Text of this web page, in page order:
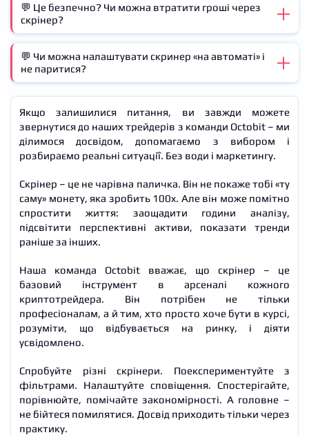
теханалізу в реальному часі –TradingView .
Якщо тільки починаєте – спробуйтеCoinMarketCap,
CoinGecko
. Простий
інтерфейс, нічого зайвого, легко розібратися. А далі
варіантів.
💬 Це безпечно? Чи можна втратити гроші через
скрінер?
Сам по собі скринер гроші не чіпає. Але будьте
обережні: не підключайте гаманці до сумнівних
сервісів, не вводьте приватні ключі та двічі
перевіряйте посилання. Користуйтеся перевіреними
сайтами – і все буде гаразд.
💬 Чи можна налаштувати скринер «на автоматі» і
не паритися?
Частково – так. Алерти, шаблони, автоматичні
повідомлення – все це зручно. Але приймати рішення
все одно доведеться вам. Скрінер підкаже, але не
підмінить логіку і досвід.
Якщо залишилися питання, ви завжди можете
звернутися до наших трейдерів з команди Octobit – ми
ділимося досвідом, допомагаємо з вибором і
розбираємо реальні ситуації. Без води і маркетингу.
Скрінер – це не чарівна паличка. Він не покаже тобі «ту
саму» монету, яка зробить 100x. Але він може помітно
спростити життя: заощадити години аналізу,
підсвітити перспективні активи, показати тренди
раніше за інших.
Наша команда Octobit вважає, що скрінер – це
базовий інструмент в арсеналі кожного
криптотрейдера. Він потрібен не тільки
професіоналам, а й тим, хто просто хоче бути в курсі,
розуміти, що відбувається на ринку, і діяти
усвідомлено.
Спробуйте різні скрінери. Поекспериментуйте з
фільтрами. Налаштуйте сповіщення. Спостерігайте,
порівнюйте, помічайте закономірності. А головне –
не бійтеся помилятися. Досвід приходить тільки через
практику.